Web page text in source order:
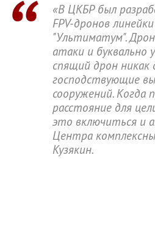
«В ЦКБР был
FPV-дронов
"Ультиматум".
атаки и буквально
спящий дрон никак
господствующие
сооружений. Когда
расстояние для
это включиться и
Центра
Кузякин.